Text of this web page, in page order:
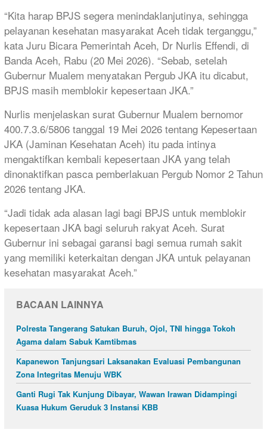
“Kita harap BPJS segera menindaklanjutinya, sehingga
pelayanan kesehatan masyarakat Aceh tidak terganggu,”
kata Juru Bicara Pemerintah Aceh, Dr Nurlis Effendi, di
Banda Aceh, Rabu (20 Mei 2026). “Sebab, setelah
Gubernur Mualem menyatakan Pergub JKA itu dicabut,
BPJS masih memblokir kepesertaan JKA.”
Nurlis menjelaskan surat Gubernur Mualem bernomor
400.7.3.6/5806 tanggal 19 Mei 2026 tentang Kepesertaan
JKA (Jaminan Kesehatan Aceh) itu pada intinya
mengaktifkan kembali kepesertaan JKA yang telah
dinonaktifkan pasca pemberlakuan Pergub Nomor 2 Tahun
2026 tentang JKA.
“Jadi tidak ada alasan lagi bagi BPJS untuk memblokir
kepesertaan JKA bagi seluruh rakyat Aceh. Surat
Gubernur ini sebagai garansi bagi semua rumah sakit
yang memiliki keterkaitan dengan JKA untuk pelayanan
kesehatan masyarakat Aceh.”
BACAAN LAINNYA
Polresta Tangerang Satukan Buruh, Ojol, TNI hingga Tokoh
Agama dalam Sabuk Kamtibmas
Kapanewon Tanjungsari Laksanakan Evaluasi Pembangunan
Zona Integritas Menuju WBK
Ganti Rugi Tak Kunjung Dibayar, Wawan Irawan Didampingi
Kuasa Hukum Geruduk 3 Instansi KBB